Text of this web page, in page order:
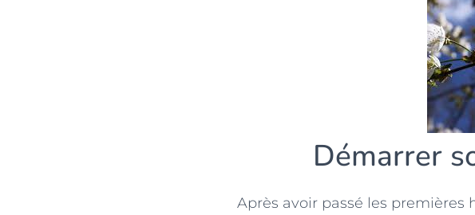
Démarrer
Après avoir passé les